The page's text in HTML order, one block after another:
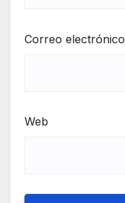
Correo electrónico
Web